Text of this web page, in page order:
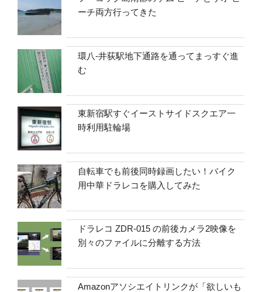
ーチ両方行ってきた
環八-井荻駅地下通路を通ってまっすぐ進
む
東新宿駅すぐイーストサイドスクエア一
時利用駐輪場
自転車でも前後同時録画したい！バイク
用中華ドラレコを購入してみた
ドラレコ ZDR-015 の前後カメラ2映像を
別々のファイルに分離する方法
Amazonアソシエイトリンクが「欲しいも